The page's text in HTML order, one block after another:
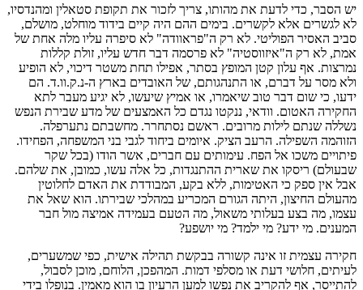
יש הסבר, כדי לדעת את מהותו, צריך לזכור את תקופת סטאלין ומהנדסיו,
לא לגשרים אלא לקשרים. בימים ההם היה קיים בידוד מוחלט, מושלם,
סביב האסיר הפוליטי. לא רק ה"פראוודה" לא סיפרה עליו מלה אחת של
אמת, לא רק ה"איזווסטיה" לא פרסמה דבר חדש עליו, זולת קללות
נמרצות. אף עלון קטן המופץ בסתר, אפילו תחת משטר דיכוי, לא הופיע
ולא מסר על דברם, או התנהגותם, של האובדים בארץ ה-נ.ק.וו.ד. הם
ידעו, כי שום דבר טוב שיאמרו, או אמיץ שיעשו, לא יגיע מעבר לתא
החקירה האטום. וודאי, ננקטו נגדם כל האמצעים של מדע שבירת הנפש
נשללה שנתם לילות מרובים. ראשם נסתחרר. מחשבתם נתערפלה.
הזוהמה השפילה. הרעב הציק. איומים ביחוד לגבי בני המשפחה, הפחידו.
פיתויים משכו אל הפח. עימותים עם חברים, אשר הודו (בכל שקר
שבעולם) ריסקו את שארית ההתנגדות, כל אלה עשו, כמובן, את שלהם.
אבל אין ספק כי האטימות, ללא בקע, המבודדת את האדם לחלוטין
מהעולם החיצון, היתה הגורם המכריע במהלכי שבירתו. הוא שאל את
עצמו, מה בצע בעלותי משאול, מה הטעם בעמידה אמיצה מול חבר
המענים. מי ידע? מי ילמד? מי יושפע?
חקירה עצמית זו אינה קשורה בבקשת תהילה אישית, כפי שמשערים,
לעיתים, חלושי דעת או מסלפי דמות. המהפכן, הלוחם, מוכן לסבול,
להתייסר, אף להקריב את נפשו למען הרעיון בו הוא מאמין. בנופלו בידי